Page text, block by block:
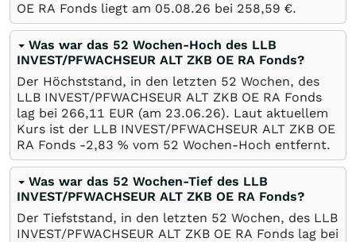
OE RA Fonds liegt am 05.08.26 bei 258,59 €.
Was war das 52 Wochen-Hoch des LLB
INVEST/PFWACHSEUR ALT ZKB OE RA Fonds?
Der Höchststand, in den letzten 52 Wochen, des
LLB INVEST/PFWACHSEUR ALT ZKB OE RA Fonds
lag bei 266,11 EUR (am 23.06.26). Laut aktuellem
Kurs ist der LLB INVEST/PFWACHSEUR ALT ZKB OE
RA Fonds -2,83 % vom 52 Wochen-Hoch entfernt.
Was war das 52 Wochen-Tief des LLB
INVEST/PFWACHSEUR ALT ZKB OE RA Fonds?
Der Tiefststand, in den letzten 52 Wochen, des LLB
INVEST/PFWACHSEUR ALT ZKB OE RA Fonds lag bei